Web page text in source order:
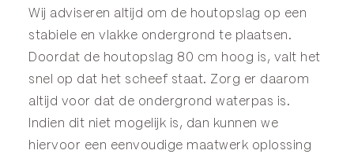
Wij adviseren altijd om de houtopslag op een
stabiele en vlakke ondergrond te plaatsen.
Doordat de houtopslag 80 cm hoog is, valt het
snel op dat het scheef staat. Zorg er daarom
altijd voor dat de ondergrond waterpas is.
Indien dit niet mogelijk is, dan kunnen we
hiervoor een eenvoudige maatwerk oplossing